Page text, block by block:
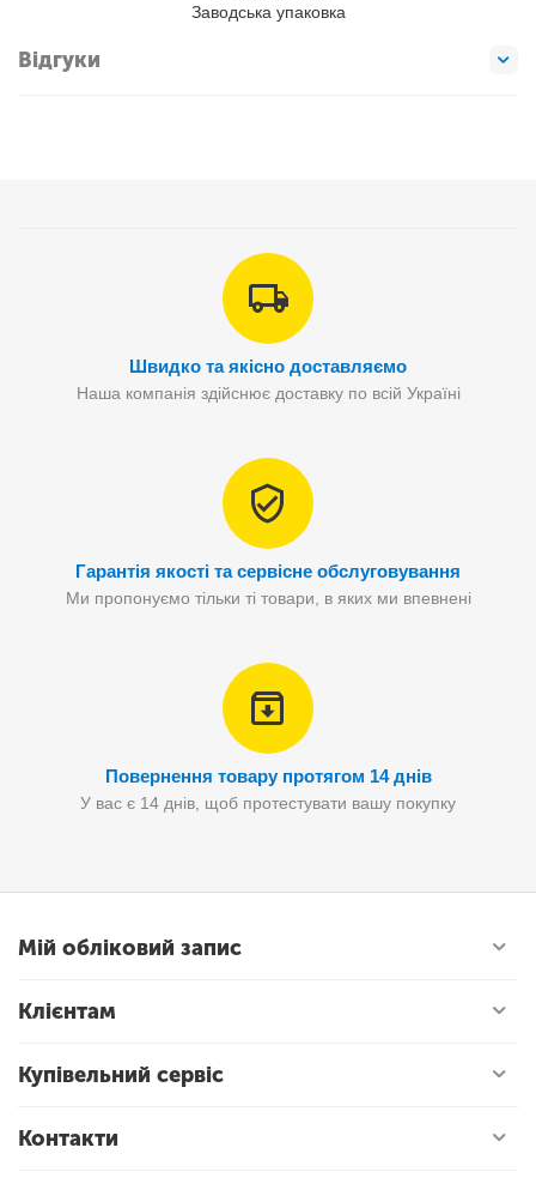
Заводська упаковка
Відгуки
Швидко та якісно доставляємо
Наша компанія здійснює доставку по всій Україні
Гарантія якості та сервісне обслуговування
Ми пропонуємо тільки ті товари, в яких ми впевнені
Повернення товару протягом 14 днів
У вас є 14 днів, щоб протестувати вашу покупку
Мій обліковий запис
Клієнтам
Купівельний сервіс
Контакти